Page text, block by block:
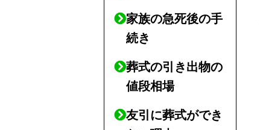
家族の急死後の手
続き
葬式の引き出物の
値段相場
友引に葬式ができ